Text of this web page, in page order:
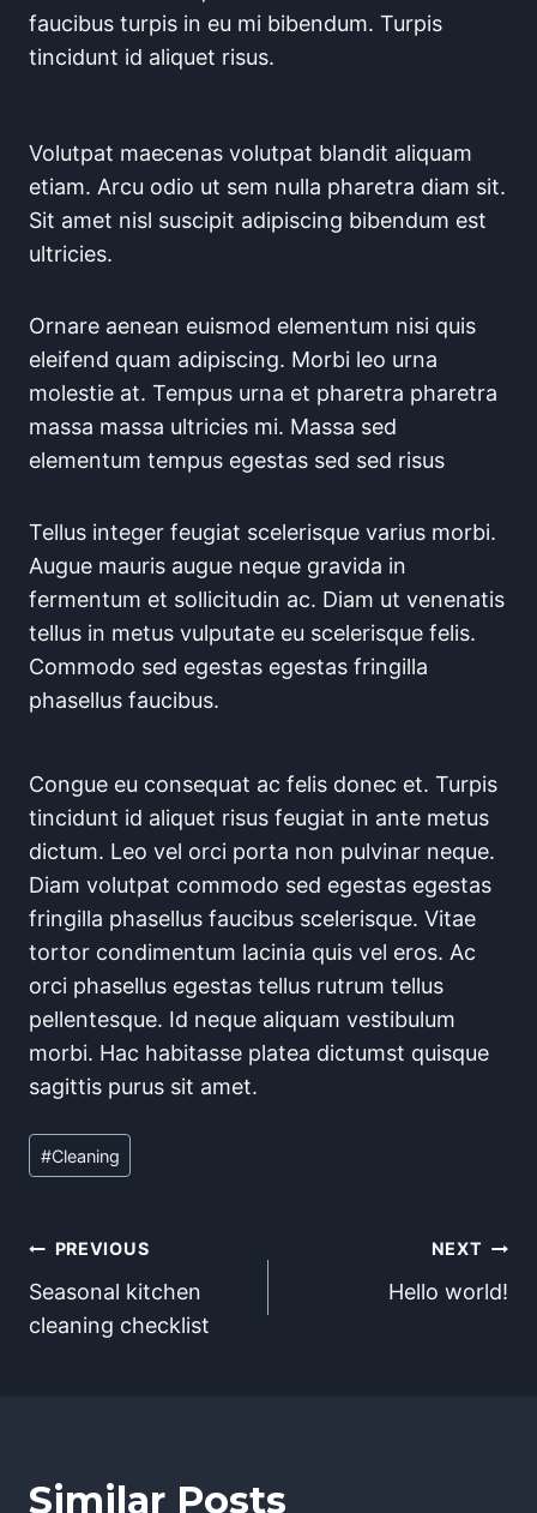
faucibus turpis in eu mi bibendum. Turpis
tincidunt id aliquet risus.
Volutpat maecenas volutpat blandit aliquam
etiam. Arcu odio ut sem nulla pharetra diam sit.
Sit amet nisl suscipit adipiscing bibendum est
ultricies.
Ornare aenean euismod elementum nisi quis
eleifend quam adipiscing. Morbi leo urna
molestie at. Tempus urna et pharetra pharetra
massa massa ultricies mi. Massa sed
elementum tempus egestas sed sed risus
Tellus integer feugiat scelerisque varius morbi.
Augue mauris augue neque gravida in
fermentum et sollicitudin ac. Diam ut venenatis
tellus in metus vulputate eu scelerisque felis.
Commodo sed egestas egestas fringilla
phasellus faucibus.
Congue eu consequat ac felis donec et. Turpis
tincidunt id aliquet risus feugiat in ante metus
dictum. Leo vel orci porta non pulvinar neque.
Diam volutpat commodo sed egestas egestas
fringilla phasellus faucibus scelerisque. Vitae
tortor condimentum lacinia quis vel eros. Ac
orci phasellus egestas tellus rutrum tellus
pellentesque. Id neque aliquam vestibulum
morbi. Hac habitasse platea dictumst quisque
sagittis purus sit amet.
Post
Tags:
#Cleaning
Post
navigation
PREVIOUS
Seasonal kitchen
cleaning checklist
NEXT
Hello world!
Similar Posts